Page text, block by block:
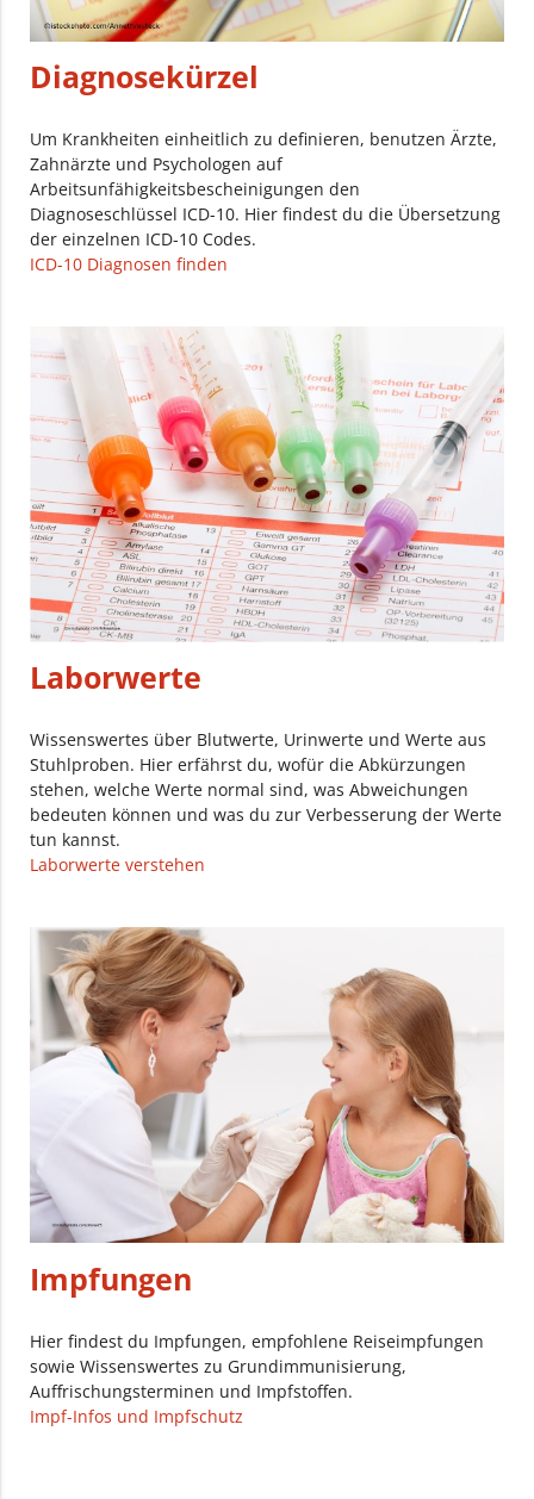
Diagnosekürzel
Um Krankheiten einheitlich zu definieren, benutzen Ärzte,
Zahnärzte und Psychologen auf
Arbeitsunfähigkeitsbescheinigungen den
Diagnoseschlüssel ICD-10. Hier findest du die Übersetzung
der einzelnen ICD-10 Codes.
ICD-10 Diagnosen finden
Laborwerte
Wissenswertes über Blutwerte, Urinwerte und Werte aus
Stuhlproben. Hier erfährst du, wofür die Abkürzungen
stehen, welche Werte normal sind, was Abweichungen
bedeuten können und was du zur Verbesserung der Werte
tun kannst.
Laborwerte verstehen
Impfungen
Hier findest du Impfungen, empfohlene Reiseimpfungen
sowie Wissenswertes zu Grundimmunisierung,
Auffrischungsterminen und Impfstoffen.
Impf-Infos und Impfschutz